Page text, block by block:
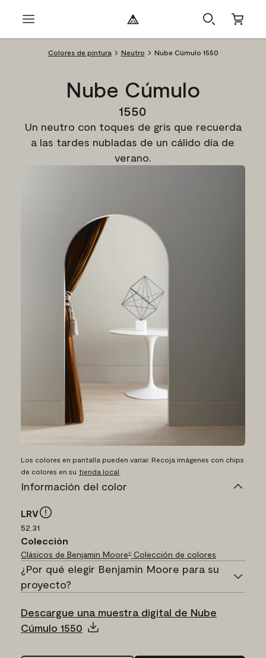
Colores de pintura Neutro Nube Cúmulo 1550
Nube Cúmulo
1550
Un neutro con toques de gris que recuerda
a las tardes nubladas de un cálido día de
verano.
Los colores en pantalla pueden variar. Recoja imágenes con chips
de colores en su tienda local
Información del color
LRV
52.31
Colección
Clásicos de Benjamin Moore® Colección de colores
¿Por qué elegir Benjamin Moore para su
proyecto?
Descargue una muestra digital de Nube
Cúmulo 1550